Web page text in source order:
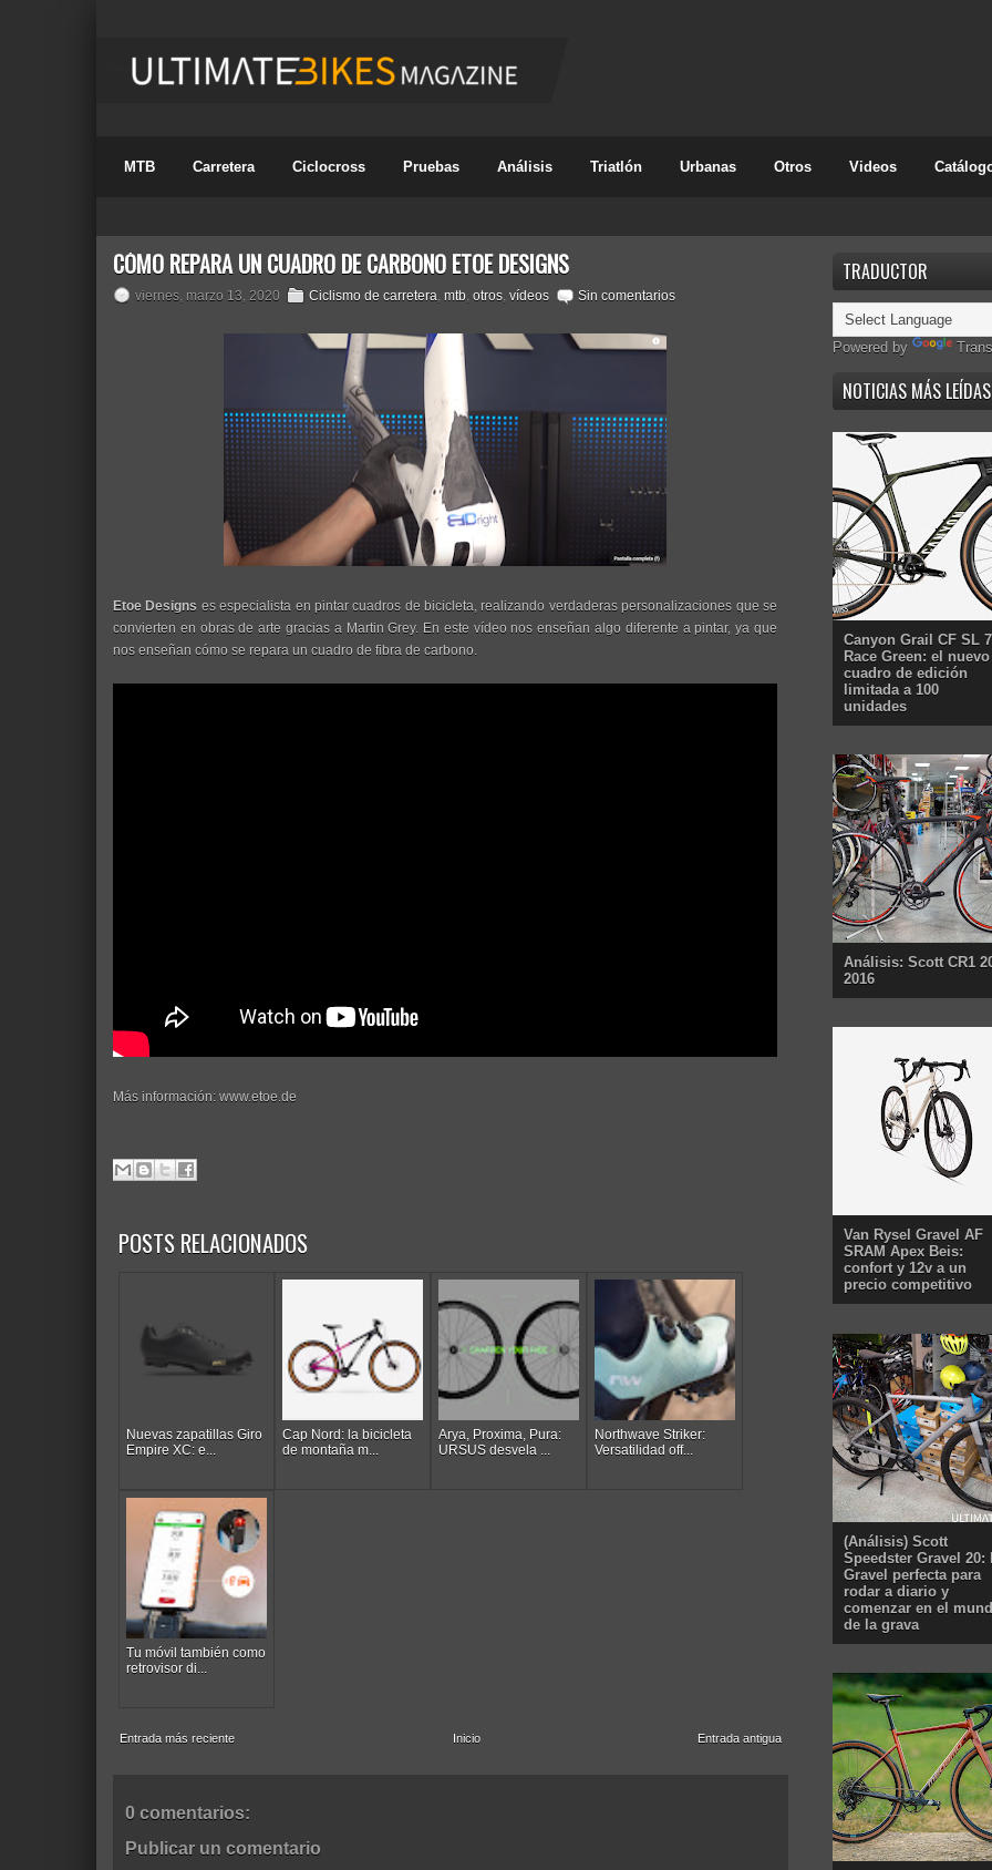
MTB Carretera Ciclocross Pruebas Análisis Triatlón Urbanas Otros Videos
CÓMO REPARA UN CUADRO DE CARBONO ETOE DESIGNS
viernes, marzo 13, 2020 Ciclismo de carretera, mtb, otros, vídeos Sin comentarios
Etoe Designs es especialista en pintar cuadros de bicicleta, realizando verdaderas personalizaciones que se
convierten en obras de arte gracias a Martin Grey. En este vídeo nos enseñan algo diferente a pintar, ya que
nos enseñan cómo se repara un cuadro de fibra de carbono.
Más información: www.etoe.de
POSTS RELACIONADOS
Nuevas zapatillas Giro
Empire XC: e...
Cap Nord: la bicicleta
de montaña m...
Arya, Proxima, Pura:
URSUS desvela ...
Northwave Striker:
Versatilidad off...
Tu móvil también como
retrovisor di...
Entrada más reciente Entrada antigua
Inicio
0 comentarios:
Publicar un comentario
TRADUCTOR
Powered by
NOTICIAS MÁS LEÍDAS
Canyon Grail CF SL 7
Race Green: el nuevo
cuadro de edición
limitada a 100
unidades
Análisis: Scott CR1
2016
Van Rysel Gravel AF
SRAM Apex Beis:
confort y 12v a un
precio competitivo
(Análisis) Scott
Speedster Gravel 20:
Gravel perfecta para
rodar a diario y
comenzar en el
de la grava